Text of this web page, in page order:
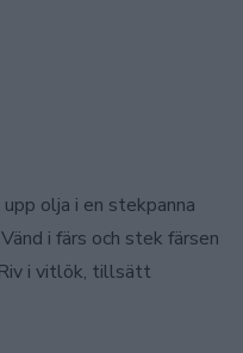
olja i en stekpanna
i färs och stek färsen
i vitlök, tillsätt